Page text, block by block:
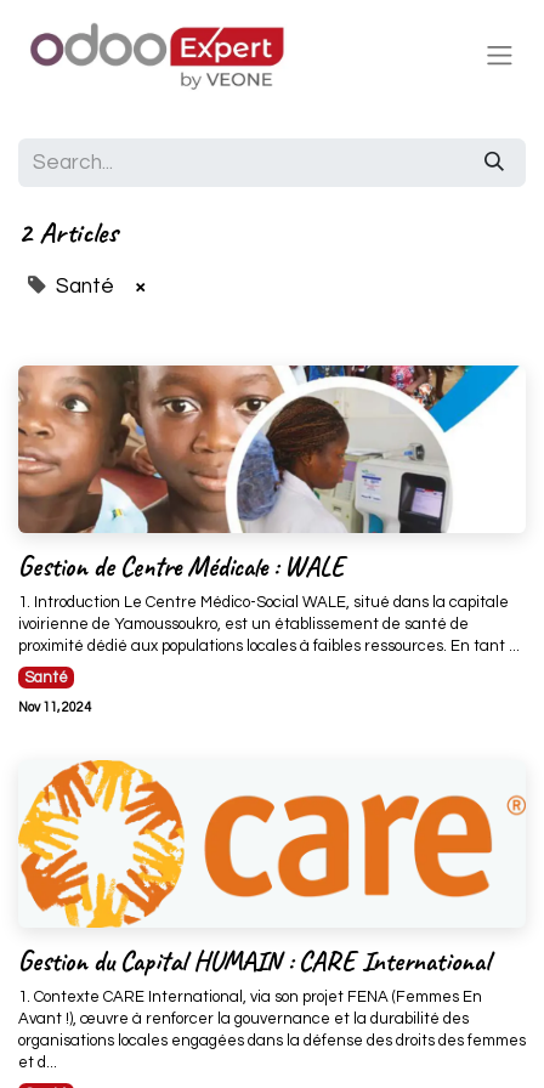
2 Articles
Santé ×
Gestion de Centre Médicale : WALE
1. Introduction Le Centre Médico-Social WALE, situé dans la capitale
ivoirienne de Yamoussoukro, est un établissement de santé de
proximité dédié aux populations locales à faibles ressources. En tant ...
Santé
Nov 11, 2024
Gestion du Capital HUMAIN : CARE International
1. Contexte CARE International, via son projet FENA (Femmes En
Avant !), œuvre à renforcer la gouvernance et la durabilité des
organisations locales engagées dans la défense des droits des femmes
et d...